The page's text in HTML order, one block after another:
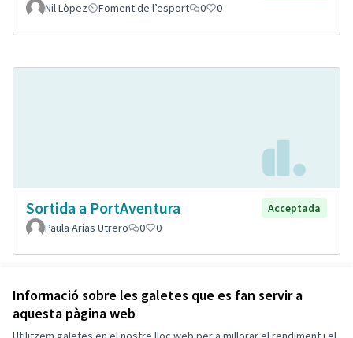
Informació sobre les galetes que es fan servir a
aquesta pàgina web
Nil Lòpez
Foment de l’esport 0 0
Sortida a PortAventura
Acceptada
Paula Arias Utrero
0 0
Veure totes les propostes retirades